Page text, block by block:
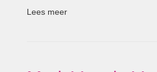
Lees meer